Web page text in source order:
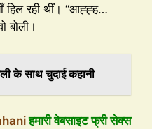
हिल रही थीं। “आह्ह्ह…
बोली।
के साथ चुदाई कहानी
हमारी वेबसाइट फ्री सेक्स